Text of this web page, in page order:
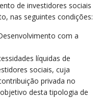
de investidores sociais
nas seguintes condições:
com a
líquidas de
sociais, cuja
privada no
desta tipologia de